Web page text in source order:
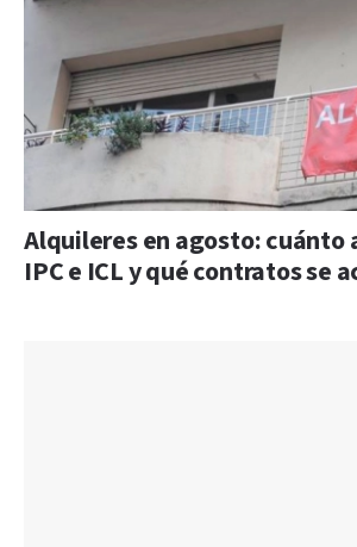
Alquileres en agosto: cuánto
IPC e ICL y qué contratos se